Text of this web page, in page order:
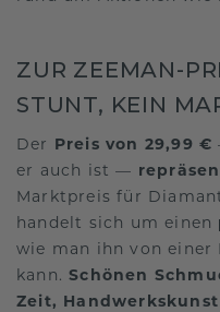
ZUR ZEEMAN-
STUNT, KEIN
Der Preis von 29,99 €
er auch ist —
Marktpreis für
handelt sich um einen
wie man ihn von
kann.Schönen
Zeit, Handwerkskunst